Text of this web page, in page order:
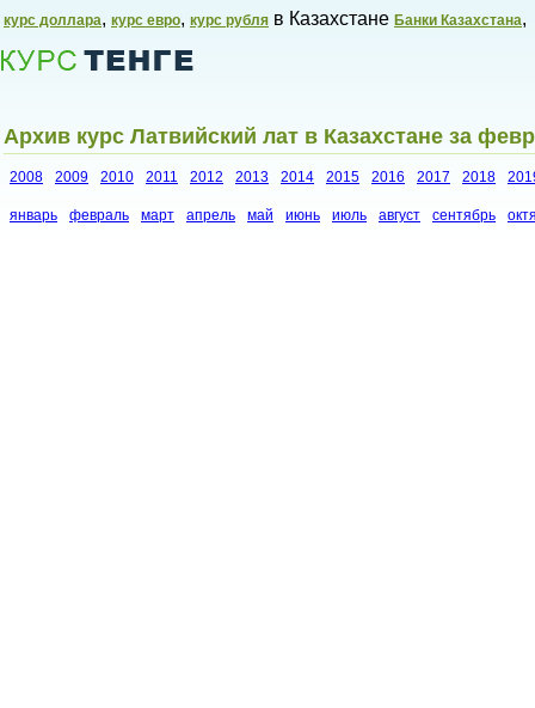
курс доллара, курс евро, курс рубля в Казахстане Банки Казахстана,
Архив курс Латвийский лат в Казахстане за
2008 2009 2010 2011 2012 2013 2014 2015 2016 2017 2018
январь февраль март апрель май июнь июль август сентябрь